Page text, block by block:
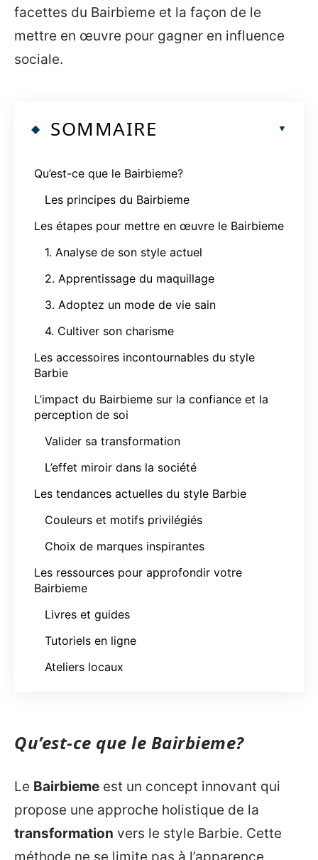
facettes du Bairbieme et la façon de le
mettre en œuvre pour gagner en influence
sociale.
SOMMAIRE
Qu’est-ce que le Bairbieme?
Les principes du Bairbieme
Les étapes pour mettre en œuvre le Bairbieme
1. Analyse de son style actuel
2. Apprentissage du maquillage
3. Adoptez un mode de vie sain
4. Cultiver son charisme
Les accessoires incontournables du style
Barbie
L’impact du Bairbieme sur la confiance et la
perception de soi
Valider sa transformation
L’effet miroir dans la société
Les tendances actuelles du style Barbie
Couleurs et motifs privilégiés
Choix de marques inspirantes
Les ressources pour approfondir votre
Bairbieme
Livres et guides
Tutoriels en ligne
Ateliers locaux
Qu’est-ce que le Bairbieme?
Le Bairbieme est un concept innovant qui
propose une approche holistique de la
transformation vers le style Barbie. Cette
méthode ne se limite pas à l’apparence